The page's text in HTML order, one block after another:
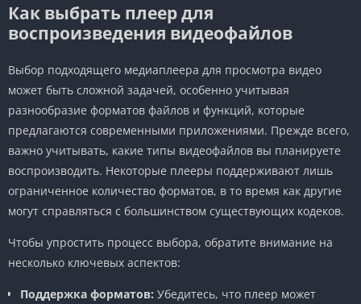
Как выбрать плеер для
воспроизведения видеофайлов
Выбор подходящего медиаплеера для просмотра видео
может быть сложной задачей, особенно учитывая
разнообразие форматов файлов и функций, которые
предлагаются современными приложениями. Прежде всего,
важно учитывать, какие типы видеофайлов вы планируете
воспроизводить. Некоторые плееры поддерживают лишь
ограниченное количество форматов, в то время как другие
могут справляться с большинством существующих кодеков.
Чтобы упростить процесс выбора, обратите внимание на
несколько ключевых аспектов:
Поддержка форматов: Убедитесь, что плеер может